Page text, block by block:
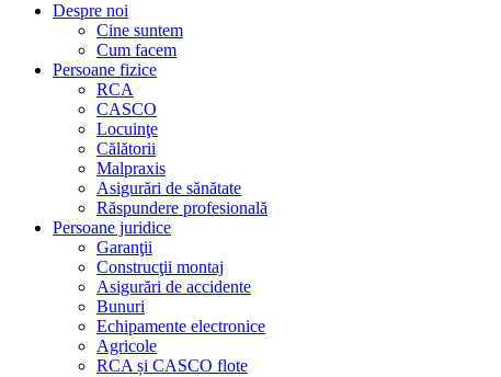
Despre noi
Cine suntem
Cum facem
Persoane fizice
RCA
CASCO
Locuinţe
Călătorii
Malpraxis
Asigurări de sănătate
Răspundere profesională
Persoane juridice
Garanţii
Construcţii montaj
Asigurări de accidente
Bunuri
Echipamente electronice
Agricole
RCA și CASCO flote